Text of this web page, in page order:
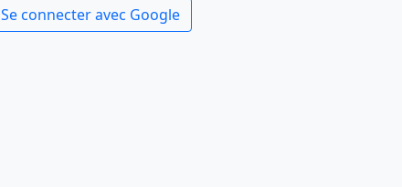
Se connecter avec Google